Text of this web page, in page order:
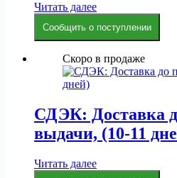
Читать далее
Сообщить о поступлении
Скоро в продаже
СДЭК: Доставка
выдачи, (10-11
Читать далее